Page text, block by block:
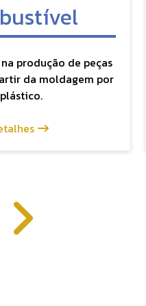
produção de peças
da moldagem por